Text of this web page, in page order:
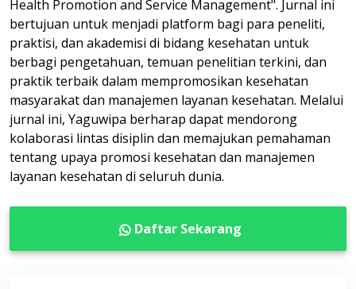
Health Promotion and Service Management". Jurnal ini
bertujuan untuk menjadi platform bagi para peneliti,
praktisi, dan akademisi di bidang kesehatan untuk
berbagi pengetahuan, temuan penelitian terkini, dan
praktik terbaik dalam mempromosikan kesehatan
masyarakat dan manajemen layanan kesehatan. Melalui
jurnal ini, Yaguwipa berharap dapat mendorong
kolaborasi lintas disiplin dan memajukan pemahaman
tentang upaya promosi kesehatan dan manajemen
layanan kesehatan di seluruh dunia.
Daftar Sekarang